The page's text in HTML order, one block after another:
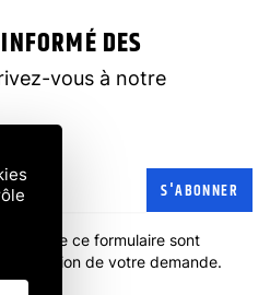
DES
vous à notre
S'ABONNER
partir de ce formulaire sont
la gestion de votre demande.